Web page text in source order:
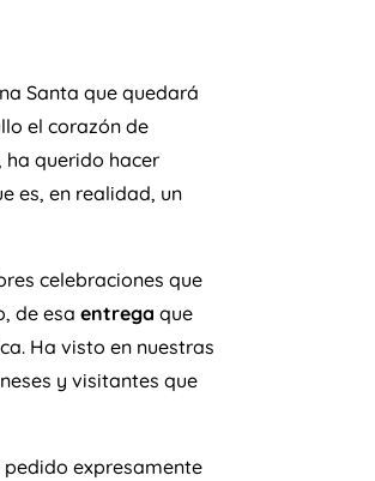
Santa que quedará
el corazón de
ha querido hacer
es, en realidad, un
celebraciones que
de esa entrega que
Ha visto en nuestras
y visitantes que
pedido expresamente